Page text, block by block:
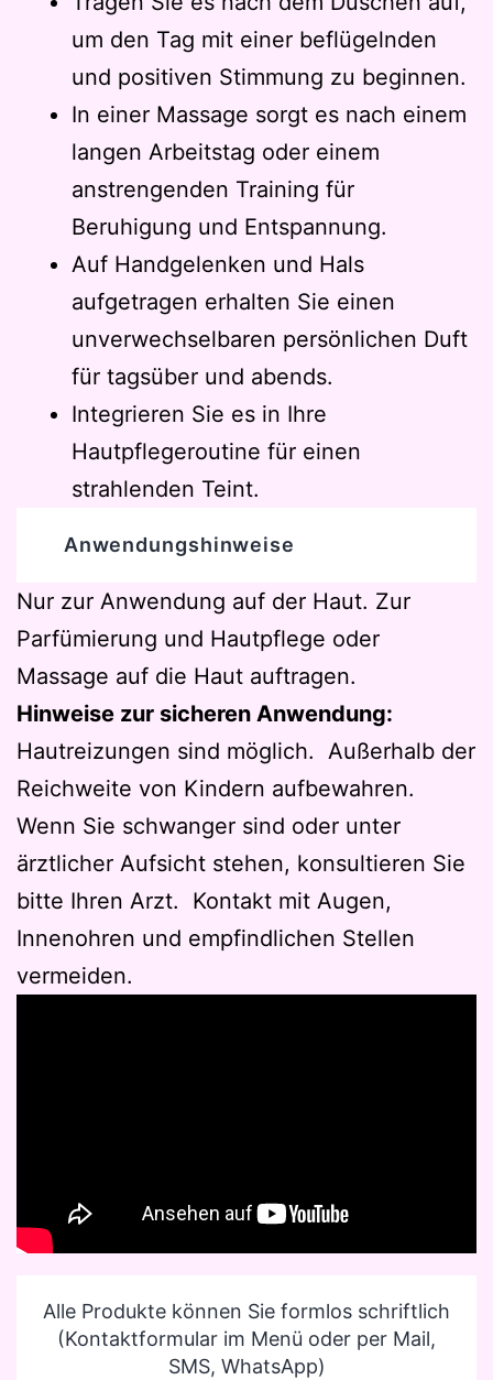
um den Tag mit einer beflügelnden
und positiven Stimmung zu beginnen.
In einer Massage sorgt es nach einem
langen Arbeitstag oder einem
anstrengenden Training für
Beruhigung und Entspannung.
Auf Handgelenken und Hals
aufgetragen erhalten Sie einen
unverwechselbaren persönlichen Duft
für tagsüber und abends.
Integrieren Sie es in Ihre
Hautpflegeroutine für einen
strahlenden Teint.
Anwendungshinweise
Nur zur Anwendung auf der Haut. Zur
Parfümierung und Hautpflege oder
Massage auf die Haut auftragen.
Hinweise zur sicheren Anwendung:
Hautreizungen sind möglich. Außerhalb der
Reichweite von Kindern aufbewahren.
Wenn Sie schwanger sind oder unter
ärztlicher Aufsicht stehen, konsultieren Sie
bitte Ihren Arzt. Kontakt mit Augen,
Innenohren und empfindlichen Stellen
vermeiden.
Alle Produkte können Sie formlos schriftlich
(Kontaktformular im Menü oder per Mail,
SMS, WhatsApp)